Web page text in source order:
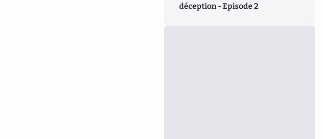
déception - Episode 2